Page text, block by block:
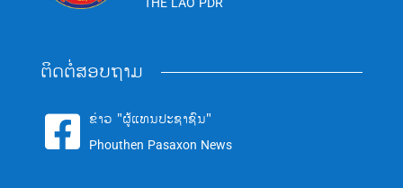
ຕິດຕໍ່ສອບຖາມ
 ຂ່າວ "ຜູ້ແທນປະຊາຊົນ"
Phouthen Pasaxon News